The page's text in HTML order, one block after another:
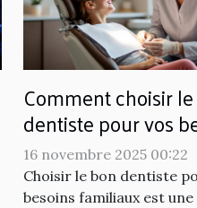
Comment choisir
dentiste pour vos
familiaux ?
16 novembre 2025 00:22
Choisir le bon dentiste
besoins familiaux est